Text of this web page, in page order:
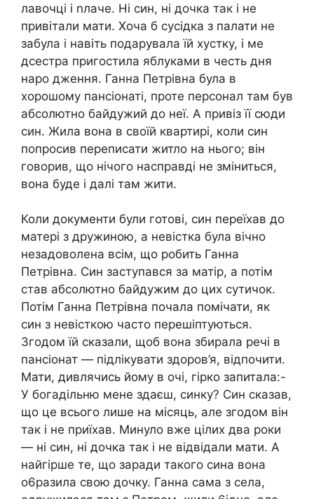
лавочці і nлаче. Ні син, ні дочка так і не
привітали мати. Хоча б сусідка з палати не
забула і навіть подарувала їй хустку, і ме
дсестра пригостила яблуками в честь дня
наро дження. Ганна Петрівна була в
хорошому пансіонаті, проте персонал там був
абсолютно байдужий до неї. А привіз її сюди
син. Жила вона в своїй квартирі, коли син
попросив переписати житло на нього; він
говорив, що нічого насправді не зміниться,
вона буде і далі там жити.
Коли документи були готові, син переїхав до
матері з дружиною, а невістка була вічно
незадоволена всім, що робить Ганна
Петрівна. Син заступався за матір, а потім
став абсолютно байдужим до цих сутичок.
Потім Ганна Петрівна почала помічати, як
син з невісткою часто перешіптуються.
Згодом їй сказали, щоб вона збирала речі в
пансіонат — підлікувати здоров’я, відпочити.
Мати, дивлячись йому в очі, гірко запитала:-
У богадільню мене здаєш, синку? Син сказав,
що це всього лише на місяць, але згодом він
так і не приїхав. Минуло вже цілих два роки
— ні син, ні дочка так і не відвідали мати. А
найгірше те, що заради такого сина вона
о6разила свою дочку. Ганна сама з села,